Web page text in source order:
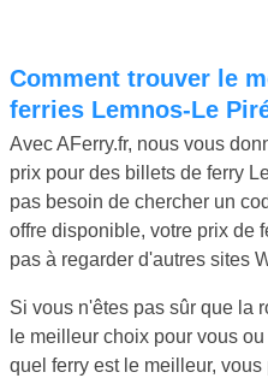
Comment trouver le meilleur prix pour les
ferries Lemnos-Le
Avec AFerry.fr, nous vous
prix pour des billets de ferry
pas besoin de chercher un
offre disponible, votre prix de
pas à regarder d'autres sites
Si vous n'êtes pas sûr que la
le meilleur choix pour vous
quel ferry est le meilleur,